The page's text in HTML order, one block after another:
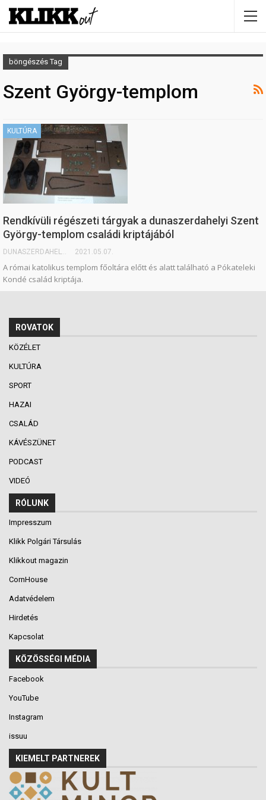
böngészés Tag
Szent György-templom
KULTÚRA
Rendkívüli régészeti tárgyak a dunaszerdahelyi Szent
György-templom családi kriptájából
DUNASZERDAHELYI.SK 2021.05.07.
A római katolikus templom főoltára előtt és alatt található a Pókateleki
Kondé család kriptája.
ROVATOK
KÖZÉLET
KULTÚRA
SPORT
HAZAI
CSALÁD
KÁVÉSZÜNET
PODCAST
VIDEÓ
RÓLUNK
Impresszum
Klikk Polgári Társulás
Klikkout magazin
CornHouse
Adatvédelem
Hirdetés
Kapcsolat
KÖZÖSSÉGI MÉDIA
Facebook
YouTube
Instagram
issuu
KIEMELT PARTNEREK